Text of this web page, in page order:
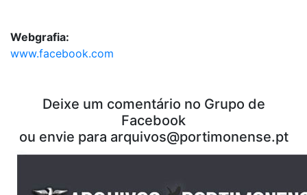
Webgrafia:
www.facebook.com
Deixe um comentário no Grupo de
Facebook
ou envie para arquivos@portimonense.pt